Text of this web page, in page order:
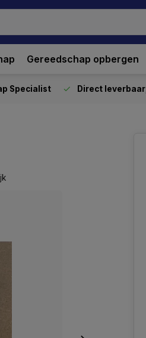
Gereedschap opbergen
Specialist Direct leverbaar